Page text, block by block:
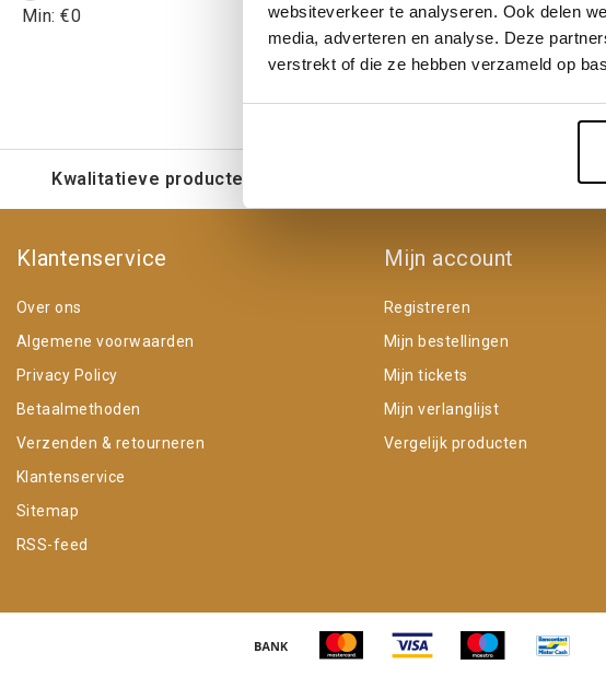
websiteverkeer te analyseren. Ook delen
media, adverteren en analyse. Deze
verstrekt of die ze hebben verzameld op
Min: €0 Max: €250
€168,60 Excl. btw
€204,00 Incl. btw
Kwalitatieve producten voor een eerlijke prijs Service na
Klantenservice
Over ons
Algemene voorwaarden
Privacy Policy
Betaalmethoden
Verzenden & retourneren
Klantenservice
Sitemap
RSS-feed
Mijn account
Registreren
Mijn bestellingen
Mijn tickets
Mijn verlanglijst
Vergelijk producten